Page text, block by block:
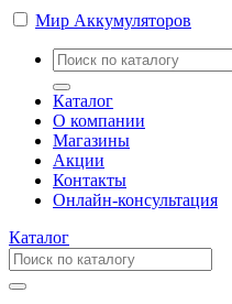
Мир Аккумуляторов
Каталог
О компании
Магазины
Акции
Контакты
Онлайн-консультация
Каталог